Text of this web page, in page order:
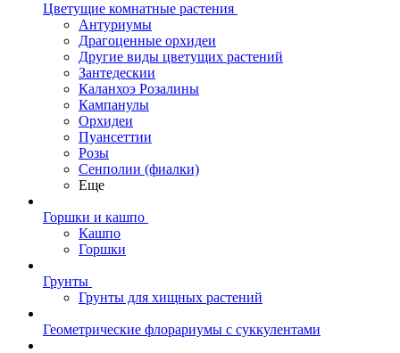
Цветущие комнатные растения
Антуриумы
Драгоценные орхидеи
Другие виды цветущих растений
Зантедескии
Каланхоэ Розалины
Кампанулы
Орхидеи
Пуансеттии
Розы
Сенполии (фиалки)
Еще
Горшки и кашпо
Кашпо
Горшки
Грунты
Грунты для хищных растений
Геометрические флорариумы с суккулентами